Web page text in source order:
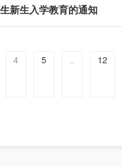
新生入学教育的通知
4 5 .. 12